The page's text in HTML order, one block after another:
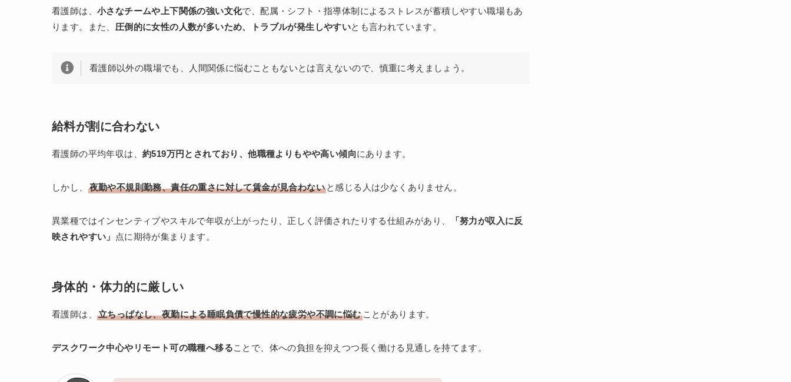
看護師は、 小さなチームや上下関係の強い文化で、配属・シフト・指導体制によるストレスが蓄積しやすい職場もあ
ります。また、 圧倒的に女性の人数が多いため、トラブルが発生しやすいとも言われています。
看護師以外の職場でも、人間関係に悩むこともないとは言えないので、慎重に考えましょう。
給料が割に合わない
看護師の平均年収は、 約519万円とされており、他職種よりもやや高い傾向にあります。
しかし、 夜勤や不規則勤務、責任の重さに対して賃金が見合わない と感じる人は少なくありません。
異業種ではインセンティブやスキルで年収が上がったり、正しく評価されたりする仕組みがあり、
「努力が収入に反
映されやすい」
点に期待が集まります。
身体的・体力的に厳しい
看護師は、 立ちっぱなし、夜勤による睡眠負債で慢性的な疲労や不調に悩むことがあります。
デスクワーク中心やリモート可の職種へ移ることで、体への負担を抑えつつ長く働ける見通しを持てます。